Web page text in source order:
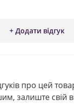
+ Додати відгук
про цей
залиште свій